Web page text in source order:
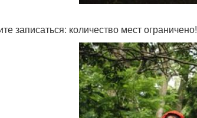
записаться: количество мест ограничено!